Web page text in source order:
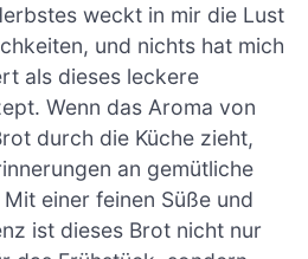
weckt in mir die Lust
und nichts hat mich
als dieses leckere
Wenn das Aroma von
durch die Küche zieht,
an gemütliche
einer feinen Süße und
ist dieses Brot nicht nur